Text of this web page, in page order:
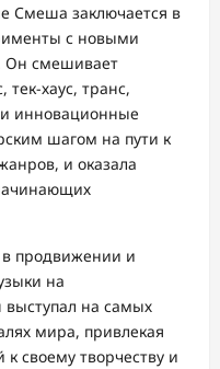
Смеша заключается в
с новыми
Он смешивает
тек-хаус, транс,
инновационные
шагом на пути к
и оказала
в продвижении и
на
на самых
мира, привлекая
своему творчеству и